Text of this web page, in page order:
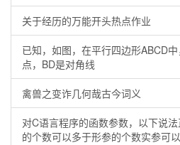
关于经历的万能开头热点作业
已知，如图，在平行四边形ABCD
点，BD是对角线
禽兽之变诈几何哉古今词义
对C语言程序的函数参数，以下说
的个数可以多于形参的个数实参可